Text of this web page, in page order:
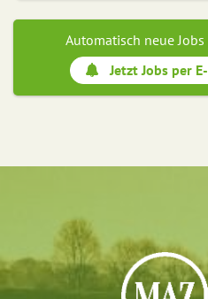
Automatisch neue
Jetzt Jobs per